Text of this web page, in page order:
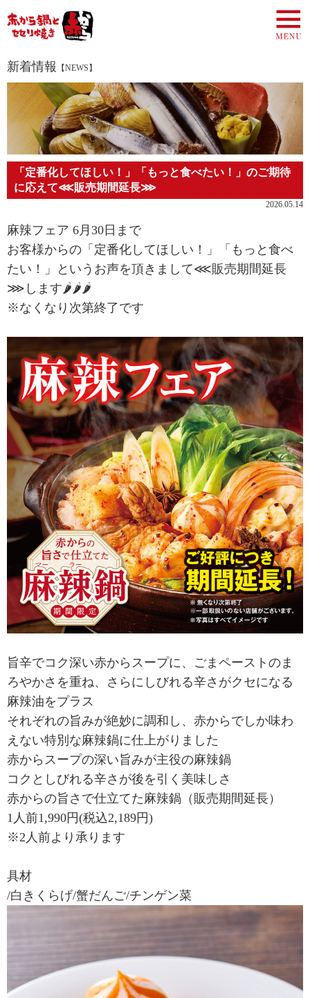
新着情報 【NEWS】
「定番化してほしい！」「もっと食べたい！」のご期待
に応えて⋘販売期間延長⋙
2026.05.14
麻辣フェア 6月30日まで
お客様からの「定番化してほしい！」「もっと食べ
たい！」というお声を頂きまして⋘販売期間延長
⋙します🌶🌶🌶
※なくなり次第終了です
旨辛でコク深い赤からスープに、ごまペーストのま
ろやかさを重ね、さらにしびれる辛さがクセになる
麻辣油をプラス
それぞれの旨みが絶妙に調和し、赤からでしか味わ
えない特別な麻辣鍋に仕上がりました
赤からスープの深い旨みが主役の麻辣鍋
コクとしびれる辛さが後を引く美味しさ
赤からの旨さで仕立てた麻辣鍋（販売期間延長）
1人前1,990円(税込2,189円)
※2人前より承ります
具材
/白きくらげ/蟹だんご/チンゲン菜